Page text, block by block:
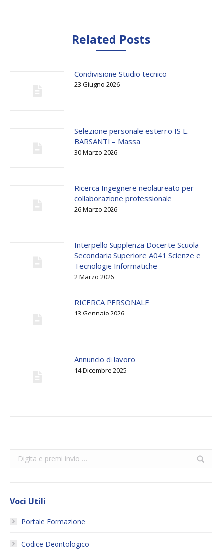
Related Posts
Condivisione Studio tecnico
23 Giugno 2026
Selezione personale esterno IS E.
BARSANTI – Massa
30 Marzo 2026
Ricerca Ingegnere neolaureato per
collaborazione professionale
26 Marzo 2026
Interpello Supplenza Docente Scuola
Secondaria Superiore A041 Scienze e
Tecnologie Informatiche
2 Marzo 2026
RICERCA PERSONALE
13 Gennaio 2026
Annuncio di lavoro
14 Dicembre 2025
Search:
Voci Utili
Portale Formazione
Codice Deontologico